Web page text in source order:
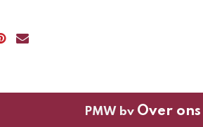
PMW bv Over ons